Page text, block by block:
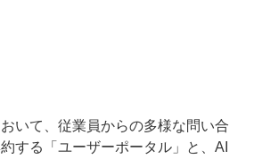
いて、従業員からの多様な問い合
する「ユーザーポータル」と、AI